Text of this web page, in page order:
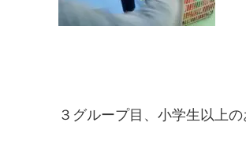
３グループ目、小学生以上